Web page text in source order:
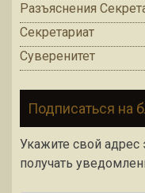
Разъяснения
Секретариат
Суверенитет
Подписаться на
Укажите свой адрес
получать